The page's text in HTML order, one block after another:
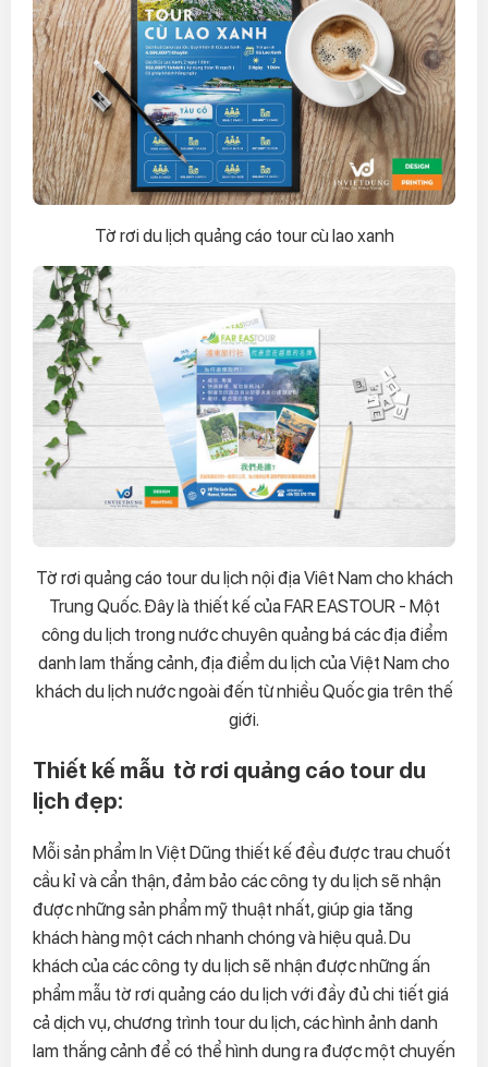
Tờ rơi du lịch quảng cáo tour cù lao xanh
Tờ rơi quảng cáo tour du lịch nội địa Viêt Nam cho khách
Trung Quốc. Đây là thiết kế của FAR EASTOUR - Một
công du lịch trong nước chuyên quảng bá các địa điểm
danh lam thắng cảnh, địa điểm du lịch của Việt Nam cho
khách du lịch nước ngoài đến từ nhiều Quốc gia trên thế
giới.
Thiết kế mẫu tờ rơi quảng cáo tour du
lịch đẹp:
Mỗi sản phẩm In Việt Dũng thiết kế đều được trau chuốt
cầu kỉ và cẩn thận, đảm bảo các công ty du lịch sẽ nhận
được những sản phẩm mỹ thuật nhất, giúp gia tăng
khách hàng một cách nhanh chóng và hiệu quả. Du
khách của các công ty du lịch sẽ nhận được những ấn
phẩm mẫu tờ rơi quảng cáo du lịch với đầy đủ chi tiết giá
cả dịch vụ, chương trình tour du lịch, các hình ảnh danh
lam thắng cảnh để có thể hình dung ra được một chuyến